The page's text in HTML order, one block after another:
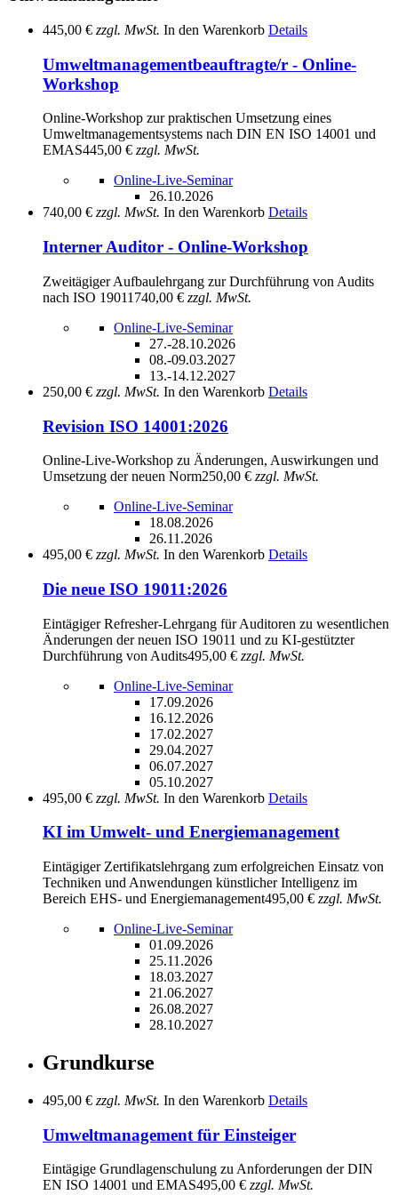
445,00 € zzgl. MwSt. In den Warenkorb Details
Umweltmanagementbeauftragte/r - Online-
Workshop
Online-Workshop zur praktischen Umsetzung eines
Umweltmanagementsystems nach DIN EN ISO 14001 und
EMAS445,00 € zzgl. MwSt.
Online-Live-Seminar
26.10.2026
740,00 € zzgl. MwSt. In den Warenkorb Details
Interner Auditor - Online-Workshop
Zweitägiger Aufbaulehrgang zur Durchführung von Audits
nach ISO 19011 740,00 € zzgl. MwSt.
Online-Live-Seminar
27.-28.10.2026
08.-09.03.2027
13.-14.12.2027
250,00 € zzgl. MwSt. In den Warenkorb Details
Revision ISO 14001:2026
Online-Live-Workshop zu Änderungen, Auswirkungen und
Umsetzung der neuen Norm250,00 € zzgl. MwSt.
Online-Live-Seminar
18.08.2026
26.11.2026
495,00 € zzgl. MwSt. In den Warenkorb Details
Die neue ISO 19011:2026
Eintägiger Refresher-Lehrgang für Auditoren zu wesentlichen
Änderungen der neuen ISO 19011 und zu KI-gestützter
Durchführung von Audits495,00 € zzgl. MwSt.
Online-Live-Seminar
17.09.2026
16.12.2026
17.02.2027
29.04.2027
06.07.2027
05.10.2027
495,00 € zzgl. MwSt. In den Warenkorb Details
KI im Umwelt- und Energiemanagement
Eintägiger Zertifikatslehrgang zum erfolgreichen Einsatz von
Techniken und Anwendungen künstlicher Intelligenz im
Bereich EHS- und Energiemanagement495,00 € zzgl. MwSt.
Online-Live-Seminar
01.09.2026
25.11.2026
18.03.2027
21.06.2027
26.08.2027
28.10.2027
Grundkurse
495,00 € zzgl. MwSt. In den Warenkorb Details
Umweltmanagement für Einsteiger
Eintägige Grundlagenschulung zu Anforderungen der DIN
EN ISO 14001 und EMAS495,00 € zzgl. MwSt.